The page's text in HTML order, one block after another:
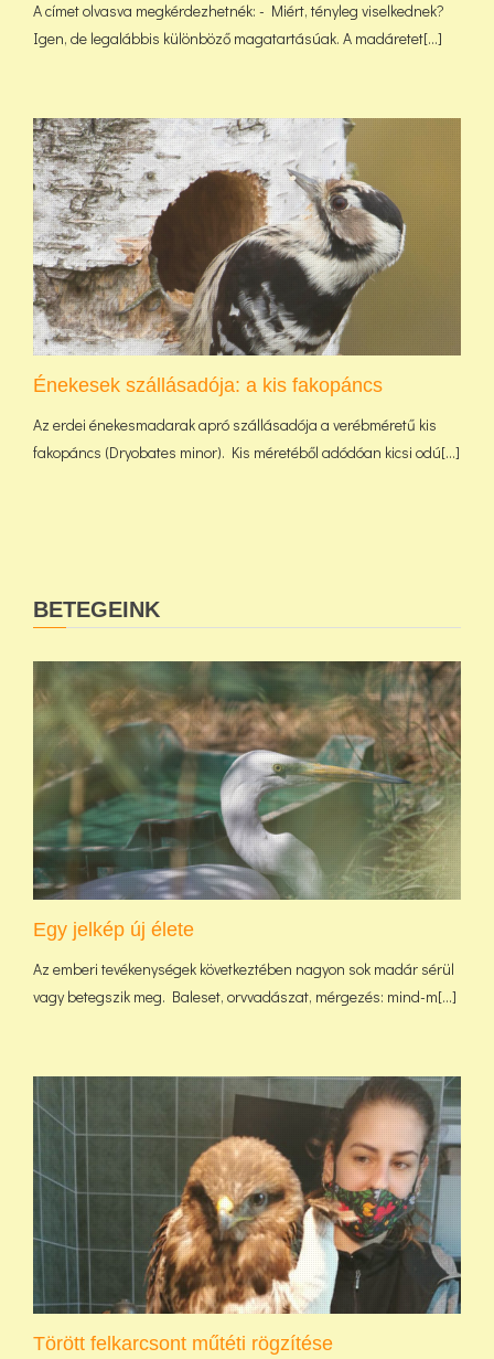
A címet olvasva megkérdezhetnék: - Miért, tényleg viselkednek?
Igen, de legalábbis különböző magatartásúak. A madáretet[...]
Énekesek szállásadója: a kis fakopáncs
Az erdei énekesmadarak apró szállásadója a verébméretű kis
fakopáncs (Dryobates minor). Kis méretéből adódóan kicsi odú[...]
BETEGEINK
Egy jelkép új élete
Az emberi tevékenységek következtében nagyon sok madár sérül
vagy betegszik meg. Baleset, orvvadászat, mérgezés: mind-m[...]
Törött felkarcsont műtéti rögzítése